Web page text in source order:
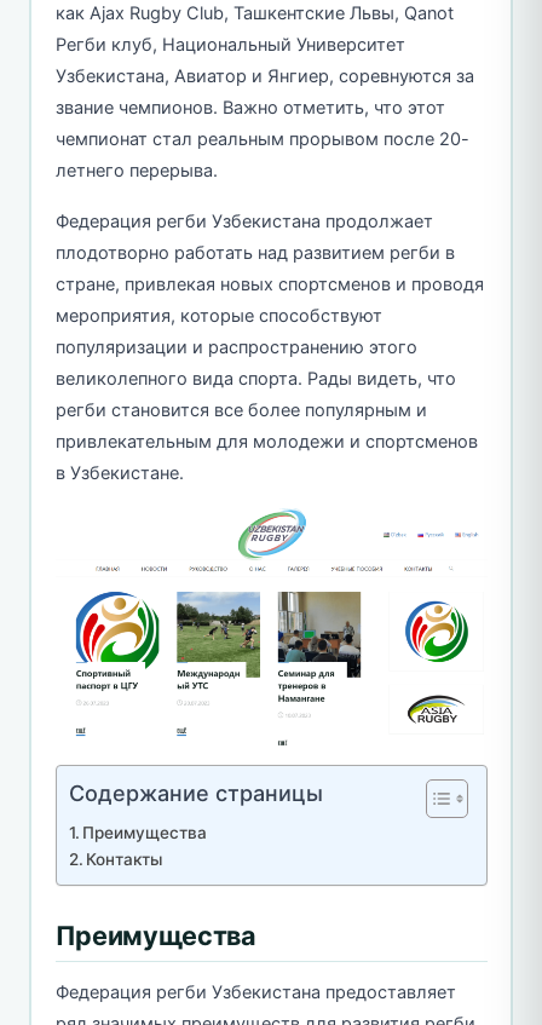
как Ajax Rugby Club, Ташкентские Львы, Qanot
Регби клуб, Национальный Университет
Узбекистана, Авиатор и Янгиер, соревнуются за
звание чемпионов. Важно отметить, что этот
чемпионат стал реальным прорывом после 20-
летнего перерыва.
Федерация регби Узбекистана продолжает
плодотворно работать над развитием регби в
стране, привлекая новых спортсменов и проводя
мероприятия, которые способствуют
популяризации и распространению этого
великолепного вида спорта. Рады видеть, что
регби становится все более популярным и
привлекательным для молодежи и спортсменов
в Узбекистане.
Содержание страницы
Преимущества
Контакты
Преимущества
Федерация регби Узбекистана предоставляет